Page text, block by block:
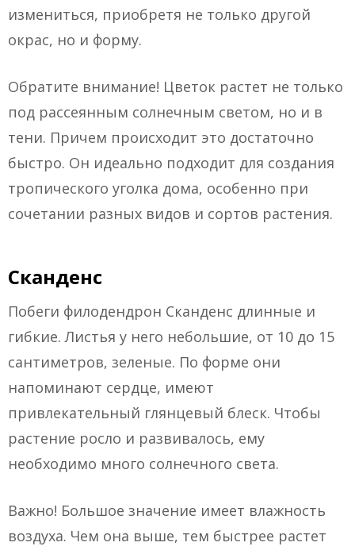
измениться, приобретя не только другой
окрас, но и форму.
Обратите внимание! Цветок растет не только
под рассеянным солнечным светом, но и в
тени. Причем происходит это достаточно
быстро. Он идеально подходит для создания
тропического уголка дома, особенно при
сочетании разных видов и сортов растения.
Сканденс
Побеги филодендрон Сканденс длинные и
гибкие. Листья у него небольшие, от 10 до 15
сантиметров, зеленые. По форме они
напоминают сердце, имеют
привлекательный глянцевый блеск. Чтобы
растение росло и развивалось, ему
необходимо много солнечного света.
Важно! Большое значение имеет влажность
воздуха. Чем она выше, тем быстрее растет